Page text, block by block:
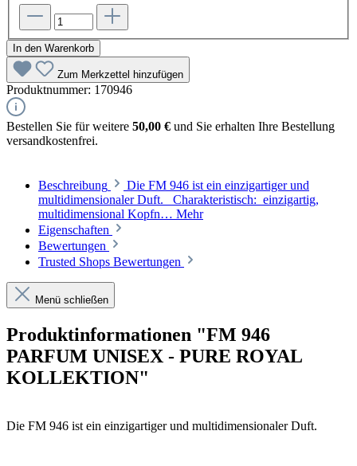
In den Warenkorb
Zum Merkzettel hinzufügen
Produktnummer: 170946
Bestellen Sie für weitere 50,00 € und Sie erhalten Ihre Bestellung
versandkostenfrei.
Beschreibung
Die FM 946 ist ein einzigartiger und
multidimensionaler Duft. Charakteristisch: einzigartig,
multidimensional Kopfn… Mehr
Eigenschaften
Bewertungen
Trusted Shops Bewertungen
Menü schließen
Produktinformationen "FM 946
PARFUM UNISEX - PURE ROYAL
KOLLEKTION"
Die FM 946 ist ein einzigartiger und multidimensionaler Duft.